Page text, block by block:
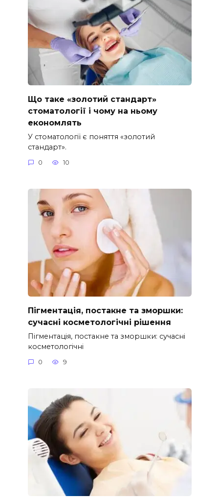
Що таке «золотий стандарт»
стоматології і чому на ньому
економлять
У стоматології є поняття «золотий
стандарт».
0 10
Пігментація, постакне та зморшки:
сучасні косметологічні рішення
Пігментація, постакне та зморшки: сучасні
косметологічні
0 9